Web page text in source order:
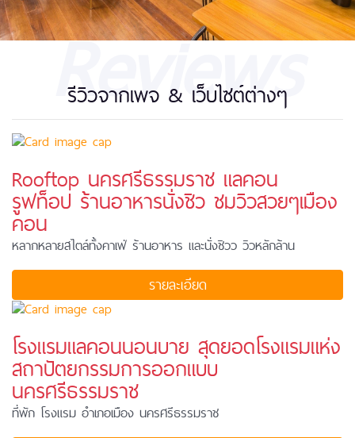
Reviews
รีวิวจากเพจ & เว็บไซต์ต่างๆ
Rooftop นครศรีธรรมราช แลคอน
รูฟท็อป ร้านอาหารนั่งชิว ชมวิวสวยๆเมือง
คอน
หลากหลายสไตล์ทั้งคาเฟ่ ร้านอาหาร และนั่งชิวว วิวหลักล้าน
รายละเอียด
โรงแรมแลคอนนอนบาย สุดยอดโรงแรมแห่ง
สถาปัตยกรรมการออกแบบ
นครศรีธรรมราช
ที่พัก โรงแรม อำเภอเมือง นครศรีธรรมราช